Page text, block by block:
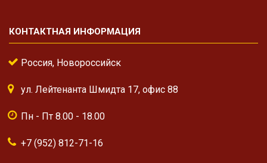
КОНТАКТНАЯ ИНФОРМАЦИЯ
Россия, Новороссийск
ул. Лейтенанта Шмидта 17, офис 88
Пн - Пт 8.00 - 18.00
+7 (952) 812-71-16